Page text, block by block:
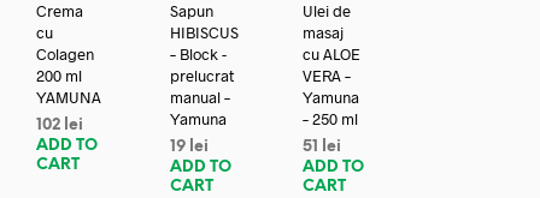
Crema
cu
Colagen
200 ml
YAMUNA
102 lei
ADD TO
CART
Sapun
HIBISCUS
– Block -
prelucrat
manual –
Yamuna
19 lei
ADD TO
CART
Ulei de
masaj
cu ALOE
VERA –
Yamuna
– 250 ml
51
lei
ADD TO
CART